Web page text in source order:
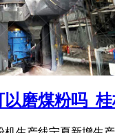
磨煤粉吗_